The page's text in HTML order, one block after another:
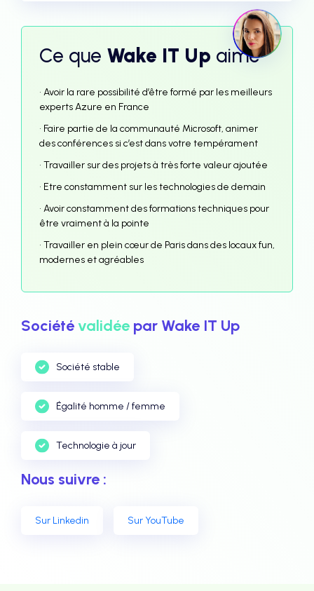
Ce que Wake IT Up aime
• Avoir la rare possibilité d’être formé par les meilleurs
experts Azure en France
• Faire partie de la communauté Microsoft, animer
des conférences si c’est dans votre tempérament
• Travailler sur des projets à très forte valeur ajoutée
• Etre constamment sur les technologies de demain
• Avoir constamment des formations techniques pour
être vraiment à la pointe
• Travailler en plein cœur de Paris dans des locaux fun,
modernes et agréables
Sociétévalidée par Wake IT Up
Société stable
Égalité homme / femme
Technologie à jour
Nous suivre :
Sur Linkedin Sur YouTube